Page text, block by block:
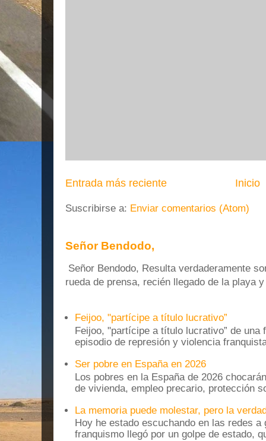
Entrada más reciente Inicio
Suscribirse a: Enviar comentarios (Atom)
Señor Bendodo,
Señor Bendodo, Resulta verdaderamente
rueda de prensa, recién llegado de la playa
Feijoo, "partícipe a título lucrativo”
Feijoo, "partícipe a título lucrativo” de una
episodio de represión y violencia
Ser pobre en España en 2026
Los pobres en la España de 2026
de vivienda, empleo precario, protección
La memoria puede molestar, pero la
Hoy he estado escuchando en las redes
franquismo llegó por un golpe de estado,